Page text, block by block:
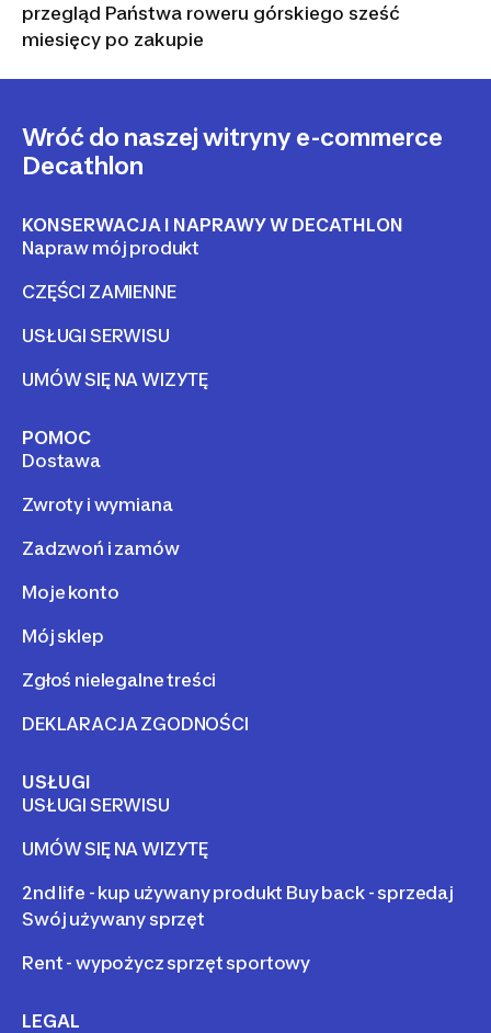
przegląd Państwa roweru górskiego sześć
miesięcy po zakupie
Wróć do naszej witryny e-commerce
Decathlon
KONSERWACJA I NAPRAWY W DECATHLON
Napraw mój produkt
CZĘŚCI ZAMIENNE
USŁUGI SERWISU
UMÓW SIĘ NA WIZYTĘ
POMOC
Dostawa
Zwroty i wymiana
Zadzwoń i zamów
Moje konto
Mój sklep
Zgłoś nielegalne treści
DEKLARACJA ZGODNOŚCI
USŁUGI
USŁUGI SERWISU
UMÓW SIĘ NA WIZYTĘ
2nd life - kup używany produkt Buy back - sprzedaj
Swój używany sprzęt
Rent - wypożycz sprzęt sportowy
LEGAL